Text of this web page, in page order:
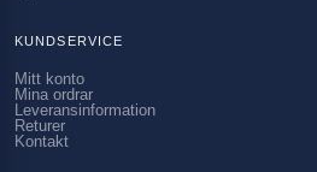
KUNDSERVICE
Mitt konto
Mina ordrar
Leveransinformation
Returer
Kontakt